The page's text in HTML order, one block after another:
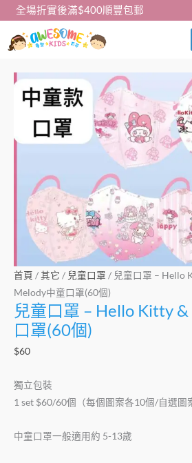
全場折實後滿$400順豐包郵
首頁 /其它 / 兒童口罩 / 兒童口罩 – Hello
Melody中童口罩(60個)
兒童口罩 – Hello Kitty
口罩(60個)
$60
獨立包裝
1 set $60/60個（每個圖案各10個/自選圖
中童口罩一般適用約 5-13歲
兒
童
Kitty
Melody
口
罩
(60
個)
數
量